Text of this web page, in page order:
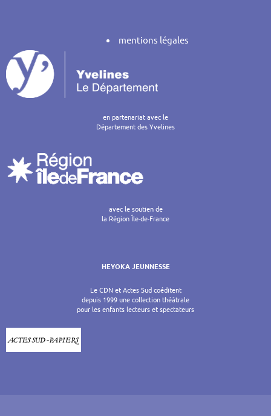
mentions légales
en partenariat avec le
Département des Yvelines
avec le soutien de
la Région Île-de-France
HEYOKA JEUNNESSE
Le CDN et Actes Sud coéditent
depuis 1999 une collection théâtrale
pour les enfants lecteurs et spectateurs